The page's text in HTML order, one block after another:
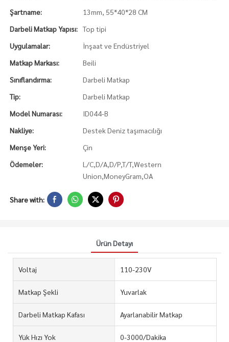
Şartname:
13mm, 55*40*28 CM
Darbeli Matkap Yapısı: Top tipi
Uygulamalar:
İnşaat ve Endüstriyel
Matkap Markası:
Beili
Sınıflandırma:
Darbeli Matkap
Tip:
Darbeli Matkap
Model Numarası:
ID044-B
Nakliye:
Destek Deniz taşımacılığı
Menşe Yeri:
Çin
Ödemeler:
L/C,D/A,D/P,T/T,Western
Union,MoneyGram,OA
Share with:
Ürün Detayı
Voltaj 110-230V
Matkap Şekli Yuvarlak
Darbeli Matkap Kafası Ayarlanabilir Matkap
Yük Hızı Yok 0-3000/Dakika